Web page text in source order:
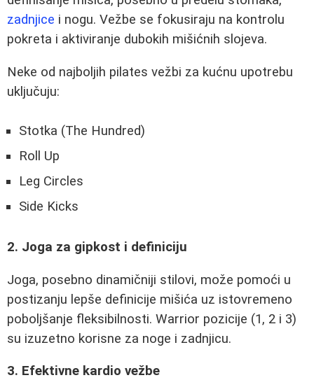
zadnjice i nogu. Vežbe se fokusiraju na kontrolu
pokreta i aktiviranje dubokih mišićnih slojeva.
Neke od najboljih pilates vežbi za kućnu upotrebu
uključuju:
Stotka (The Hundred)
Roll Up
Leg Circles
Side Kicks
2. Joga za gipkost i definiciju
Joga, posebno dinamičniji stilovi, može pomoći u
postizanju lepše definicije mišića uz istovremeno
poboljšanje fleksibilnosti. Warrior pozicije (1, 2 i 3)
su izuzetno korisne za noge i zadnjicu.
3. Efektivne kardio vežbe